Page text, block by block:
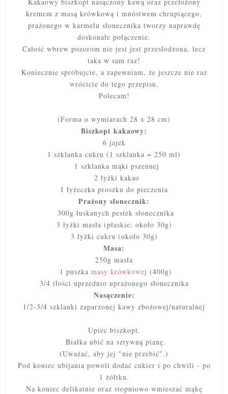
kremem z masą krówkową i mnóstwem chrupiącego,
prażonego w karmelu słonecznika tworzy naprawdę
doskonałe połączenie.
Całość wbrew pozorom nie jest jest przesłodzona, lecz
taka w sam raz!
Koniecznie spróbujcie, a zapewniam, że jeszcze nie raz
wrócicie do tego przepisu.
Polecam!
(Forma o wymiarach 28 x 28 cm)
Biszkopt kakaowy:
6 jajek
1 szklanka cukru (1 szklanka = 250 ml)
1 szklanka mąki pszennej
2 łyżki kakao
1 łyżeczka proszku do pieczenia
Prażony słonecznik:
300g łuskanych pestek słonecznika
3 łyżki masła (płaskie; około 30g)
3 łyżki cukru (około 30g)
Masa:
250g masła
1 puszka masy krówkowej (400g)
3/4 ilości uprzednio uprażonego słonecznika
Nasączenie:
1/2-3/4 szklanki zaparzonej kawy zbożowej/naturalnej
Upiec biszkopt.
Białka ubić na sztywną pianę.
(Uważać, aby jej "nie przebić".)
Pod koniec ubijania powoli dodać cukier i po chwili - po
1 żółtku.
Na koniec delikatnie oraz stopniowo wmieszać mąkę